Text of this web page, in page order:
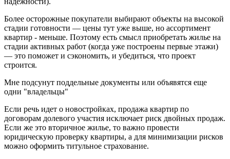
Более осторожные покупатели выбирают объекты на высокой
стадии готовности — цены тут уже выше, но ассортимент
квартир - меньше. Поэтому есть смысл приобретать жилье на
стадии активных работ (когда уже построены первые этажи)
— это поможет и сэкономить, и убедиться, что проект
строится.
Мне подсунут поддельные документы или объявятся еще
одни "владельцы"
Если речь идет о новостройках, продажа квартир по
договорам долевого участия исключает риск двойных продаж.
Если же это вторичное жилье, то важно провести
юридическую проверку квартиры, а для минимизации рисков
можно оформить титульное страхование.